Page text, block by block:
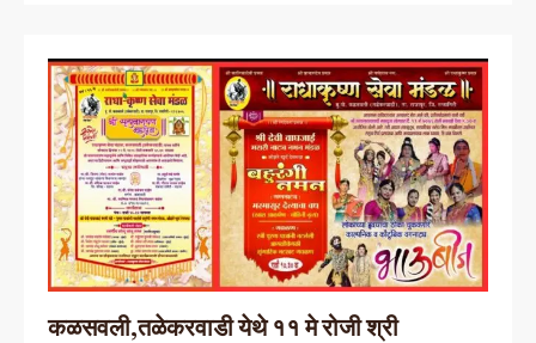
कळसवली,तळेकरवाडी येथे ११ मे रोजी श्री